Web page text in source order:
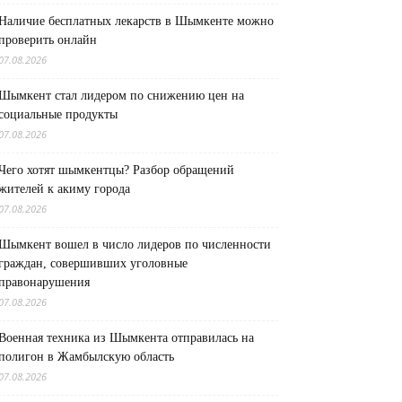
бесплатных лекарств в Шымкенте можно
онлайн
стал лидером по снижению цен на
продукты
хотят шымкентцы? Разбор обращений
к акиму города
вошел в число лидеров по численности
совершивших уголовные
техника из Шымкента отправилась на
в Жамбылскую область